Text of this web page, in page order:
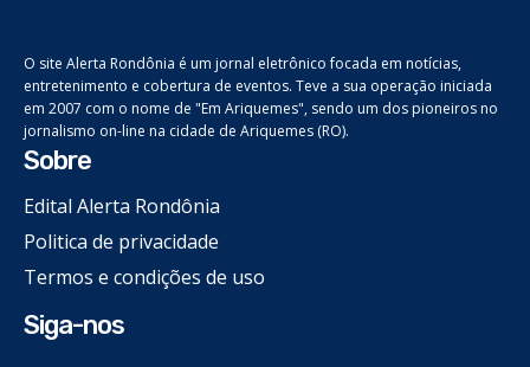
O site Alerta Rondônia é um jornal eletrônico focada em notícias,
entretenimento e cobertura de eventos. Teve a sua operação iniciada
em 2007 com o nome de "Em Ariquemes", sendo um dos pioneiros no
jornalismo on-line na cidade de Ariquemes (RO).
Sobre
Edital Alerta Rondônia
Politica de privacidade
Termos e condições de uso
Siga-nos